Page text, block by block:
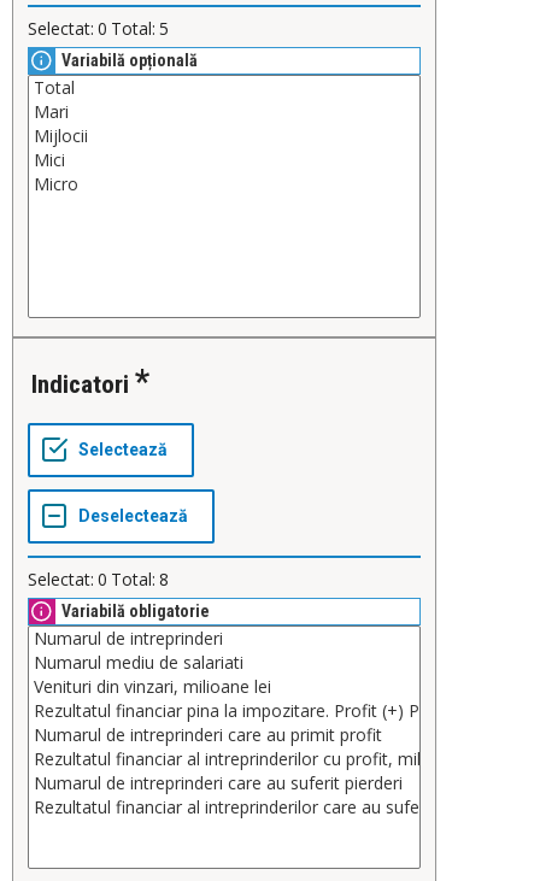
Selectat: 0 Total: 5
Variabilă opțională
Indicatori
Selectat: 0 Total: 8
Variabilă obligatorie